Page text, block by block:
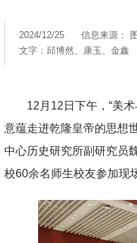
2024/12/25
信息来源：
文字：邱博然、康玉、金鑫
12月12日下午，“美
意蕴走进乾隆皇帝的思想
中心历史研究所副研究员
校60余名师生校友参加现